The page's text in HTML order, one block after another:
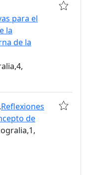
para el
la
de la
Reflexiones
de